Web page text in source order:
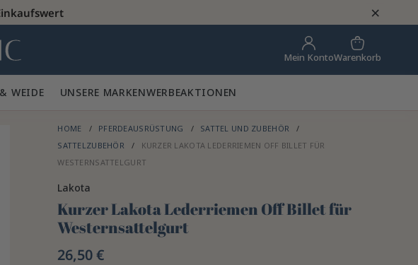
×
Mein KontoWarenkorb
WEIDE 🍃 UNSERE MARKENWERBEAKTIONEN
HOME PFERDEAUSRÜSTUNG
SATTEL UND ZUBEHÖR
SATTELZUBEHÖR
KURZER LAKOTA LEDERRIEMEN OFF BILLET FÜR
WESTERNSATTELGURT
Lakota
Kurzer Lakota Lederriemen Off Billet für
Westernsattelgurt
26,50 €